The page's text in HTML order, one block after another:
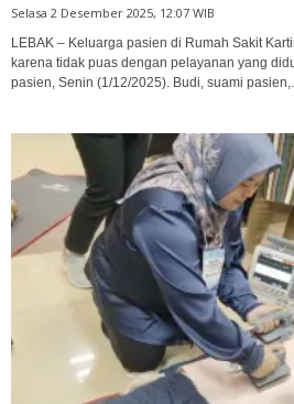
Selasa 2 Desember 2025, 12:07 WIB
LEBAK – Keluarga pasien di Rumah Sakit
karena tidak puas dengan pelayanan yang
pasien, Senin (1/12/2025). Budi, suami